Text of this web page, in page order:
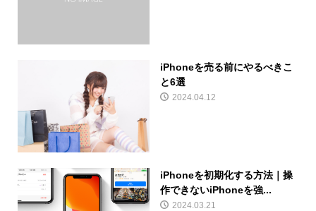
iPhoneを売る前にやるべきこ
と6選
2024.04.12
iPhoneを初期化する方法｜操
作できないiPhoneを強...
2024.03.21